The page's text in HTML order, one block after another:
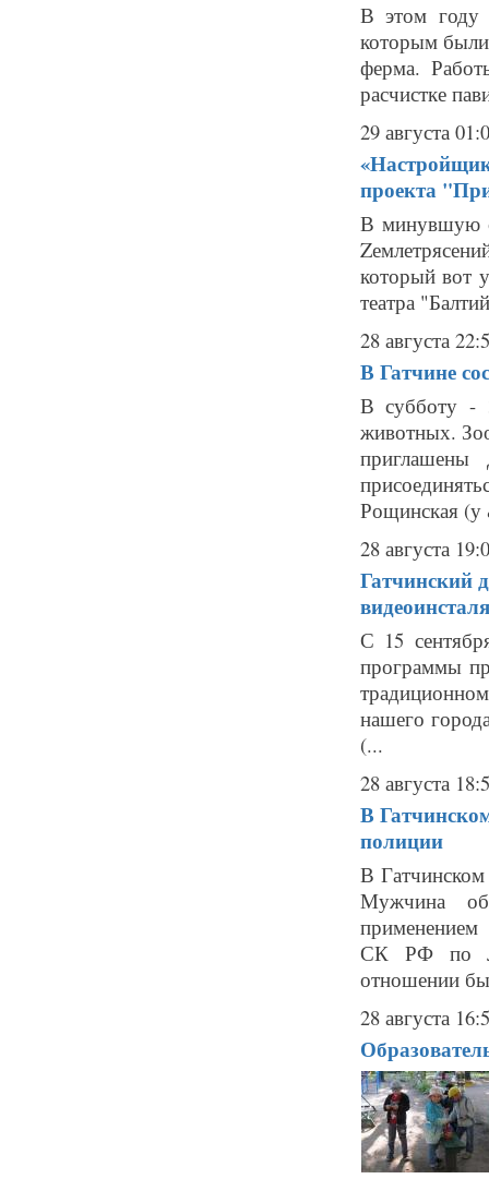
В этом году
которым
ферма.
расчистке
29 августа
проекта
В минувшую
который вот
театра
28 августа
В Гатчине
В субботу -
животных.
приглашены
Рощинская (у
28 августа
Гатчинский
С 15
программы
нашего
(...
28 августа
В
полиции
В
Мужчина
СК РФ по
отношении
28 августа